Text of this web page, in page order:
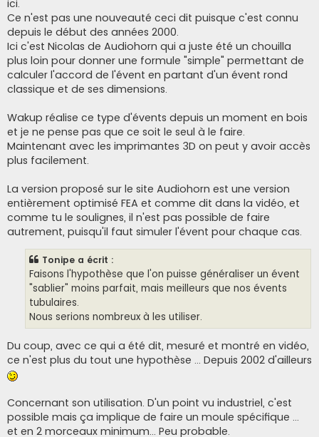
ici.
Ce n'est pas une nouveauté ceci dit puisque c'est connu
depuis le début des années 2000.
Ici c'est Nicolas de Audiohorn qui a juste été un chouilla
plus loin pour donner une formule "simple" permettant de
calculer l'accord de l'évent en partant d'un évent rond
classique et de ses dimensions.
Wakup réalise ce type d'évents depuis un moment en bois
et je ne pense pas que ce soit le seul à le faire.
Maintenant avec les imprimantes 3D on peut y avoir accès
plus facilement.
La version proposé sur le site Audiohorn est une version
entièrement optimisé FEA et comme dit dans la vidéo, et
comme tu le soulignes, il n'est pas possible de faire
autrement, puisqu'il faut simuler l'évent pour chaque cas.
Tonipe a écrit :
Faisons l'hypothèse que l'on puisse généraliser un évent
"sablier" moins parfait, mais meilleurs que nos évents
tubulaires.
Nous serions nombreux à les utiliser.
Du coup, avec ce qui a été dit, mesuré et montré en vidéo,
ce n'est plus du tout une hypothèse ... Depuis 2002 d'ailleurs
Concernant son utilisation. D'un point vu industriel, c'est
possible mais ça implique de faire un moule spécifique ...
et en 2 morceaux minimum... Peu probable.